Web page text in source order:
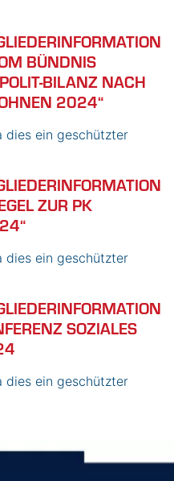
BÜNDNIS
BILANZ NACH
2024“
dies ein geschützter
ZUR PK
dies ein geschützter
SOZIALES
dies ein geschützter